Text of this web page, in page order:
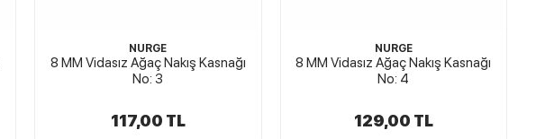
NURGE
8 MM Vidasız Ağaç Nakış Kasnağı
No: 3
117,00 TL
NURGE
8 MM Vidasız Ağaç Nakış Kasnağı
No: 4
129,00 TL